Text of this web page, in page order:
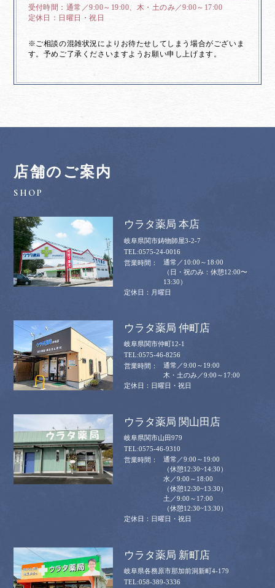
通常／9:00～19:00、木・土のみ／9:00～17:00
日曜日・祝日
※ご相談の混雑状況によりお待たせしてしまう場合がございま
す。予めご了承くださいますようお願い申し上げます。
店舗のご案内
ウラタ薬局 本店
岐阜県関市鋳物師屋3-2-7
0575-24-0016
通常／10:00～18:00
（日・祝のみ：休憩12:00〜
13:30）
月曜日
ウラタ薬局 仲町店
岐阜県関市仲町12-1
0575-46-8256
通常／9:00～19:00
木・土のみ／9:00～17:00
日曜日・祝日
ウラタ薬局 関山田店
岐阜県関市山田979
0575-46-9310
通常／9:00～19:00
（休憩12:30~14:30）
水／9:00～18:00
（休憩12:30~13:30）
土／9:00～17:00
（休憩12:30~13:30）
日曜日・祝日
ウラタ薬局 新町店
岐阜県各務原市那加前洞新町4-179
058-389-3336